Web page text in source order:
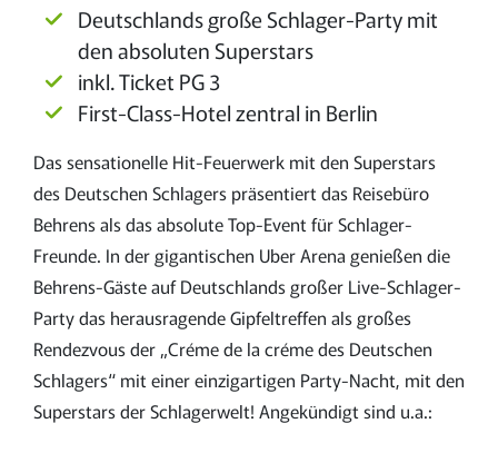
Deutschlands große Schlager-Party mit
den absoluten Superstars
inkl. Ticket PG 3
First-Class-Hotel zentral in Berlin
Das sensationelle Hit-Feuerwerk mit den Superstars
des Deutschen Schlagers präsentiert das Reisebüro
Behrens als das absolute Top-Event für Schlager-
Freunde. In der gigantischen Uber Arena genießen die
Behrens-Gäste auf Deutschlands großer Live-Schlager-
Party das herausragende Gipfeltreffen als großes
Rendezvous der „Créme de la créme des Deutschen
Schlagers“ mit einer einzigartigen Party-Nacht, mit den
Superstars der Schlagerwelt! Angekündigt sind u.a.: